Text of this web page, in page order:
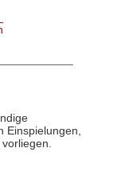
Einspielungen,